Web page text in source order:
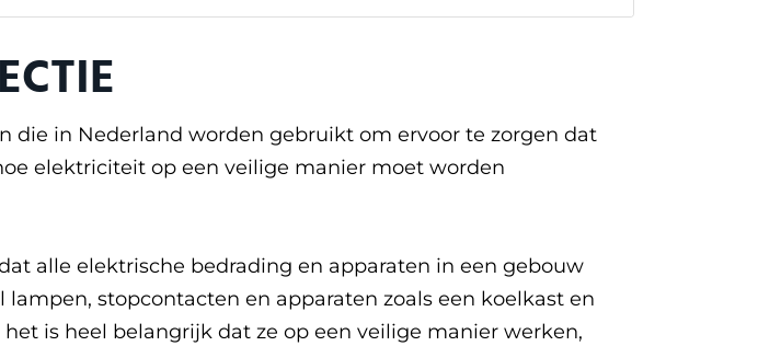
die in Nederland worden gebruikt om ervoor te zorgen dat
elektriciteit op een veilige manier moet worden
alle elektrische bedrading en apparaten in een gebouw
stopcontacten en apparaten zoals een koelkast en
is heel belangrijk dat ze op een veilige manier werken,